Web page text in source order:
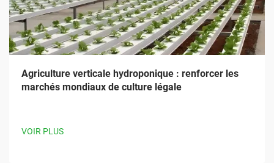
Agriculture verticale hydroponique : renforcer les
marchés mondiaux de culture légale
VOIR PLUS